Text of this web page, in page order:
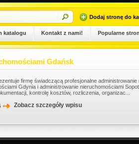
Dodaj stronę do
katalogu Kontakt z nami! Popularne
Gdańsk
firmę świadczącą profesjonalne administrowanie
Gdynia i administrowanie nieruchomościami
kontrolę kosztów, rozliczenia, organizac...
Zobacz szczegóły wpisu